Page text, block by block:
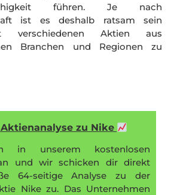
führen. Je nach
ist es deshalb ratsam sein
verschiedenen Aktien aus
Branchen und Regionen zu
zu Nike
in unserem kostenlosen
und wir schicken dir direkt
64-seitige Analyse zu der
Nike zu. Das Unternehmen